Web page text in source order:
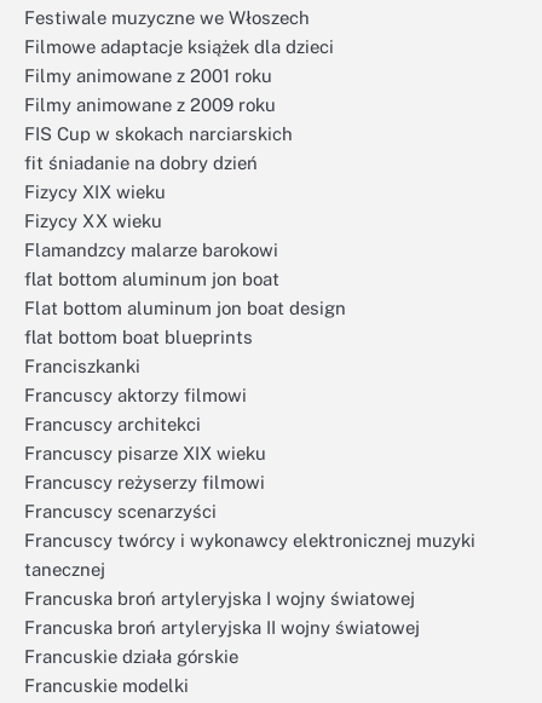
Festiwale muzyczne we Włoszech
Filmowe adaptacje książek dla dzieci
Filmy animowane z 2001 roku
Filmy animowane z 2009 roku
FIS Cup w skokach narciarskich
fit śniadanie na dobry dzień
Fizycy XIX wieku
Fizycy XX wieku
Flamandzcy malarze barokowi
flat bottom aluminum jon boat
Flat bottom aluminum jon boat design
flat bottom boat blueprints
Franciszkanki
Francuscy aktorzy filmowi
Francuscy architekci
Francuscy pisarze XIX wieku
Francuscy reżyserzy filmowi
Francuscy scenarzyści
Francuscy twórcy i wykonawcy elektronicznej muzyki
tanecznej
Francuska broń artyleryjska I wojny światowej
Francuska broń artyleryjska II wojny światowej
Francuskie działa górskie
Francuskie modelki